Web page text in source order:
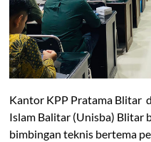
Kantor KPP Pratama Blitar
Islam Balitar (Unisba) Blitar
bimbingan teknis bertema